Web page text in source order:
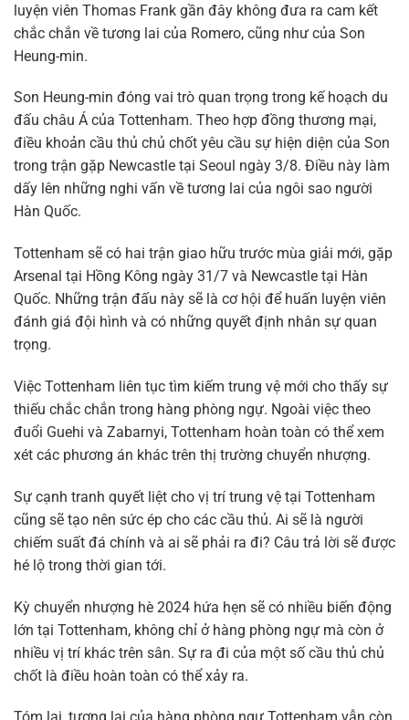
luyện viên Thomas Frank gần đây không đưa ra cam kết
chắc chắn về tương lai của Romero, cũng như của Son
Heung-min.
Son Heung-min đóng vai trò quan trọng trong kế hoạch du
đấu châu Á của Tottenham. Theo hợp đồng thương mại,
điều khoản cầu thủ chủ chốt yêu cầu sự hiện diện của Son
trong trận gặp Newcastle tại Seoul ngày 3/8. Điều này làm
dấy lên những nghi vấn về tương lai của ngôi sao người
Hàn Quốc.
Tottenham sẽ có hai trận giao hữu trước mùa giải mới, gặp
Arsenal tại Hồng Kông ngày 31/7 và Newcastle tại Hàn
Quốc. Những trận đấu này sẽ là cơ hội để huấn luyện viên
đánh giá đội hình và có những quyết định nhân sự quan
trọng.
Việc Tottenham liên tục tìm kiếm trung vệ mới cho thấy sự
thiếu chắc chắn trong hàng phòng ngự. Ngoài việc theo
đuổi Guehi và Zabarnyi, Tottenham hoàn toàn có thể xem
xét các phương án khác trên thị trường chuyển nhượng.
Sự cạnh tranh quyết liệt cho vị trí trung vệ tại Tottenham
cũng sẽ tạo nên sức ép cho các cầu thủ. Ai sẽ là người
chiếm suất đá chính và ai sẽ phải ra đi? Câu trả lời sẽ được
hé lộ trong thời gian tới.
Kỳ chuyển nhượng hè 2024 hứa hẹn sẽ có nhiều biến động
lớn tại Tottenham, không chỉ ở hàng phòng ngự mà còn ở
nhiều vị trí khác trên sân. Sự ra đi của một số cầu thủ chủ
chốt là điều hoàn toàn có thể xảy ra.